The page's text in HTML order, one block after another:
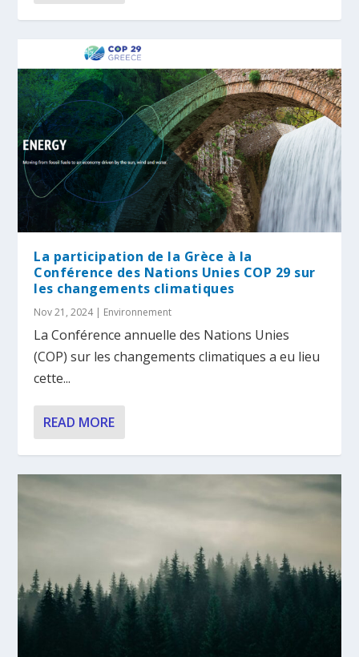
La participation de la Grèce à la
Conférence des Nations Unies COP 29 sur
les changements climatiques
Nov 21, 2024| Environnement
La Conférence annuelle des Nations Unies
(COP) sur les changements climatiques a eu lieu
cette...
READ MORE